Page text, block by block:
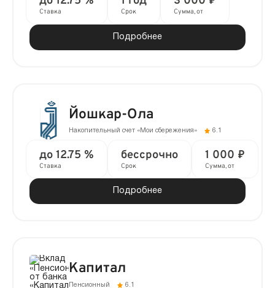
Ставка Срок Сумма, от
Подробнее
Йошкар-Ола
Накопительный счет «Мои сбережения» 6.1
до 12.75 %
Ставка
бессрочно
Срок
1 000 ₽
Сумма, от
Подробнее
Капитал
Пенсионный 6.1